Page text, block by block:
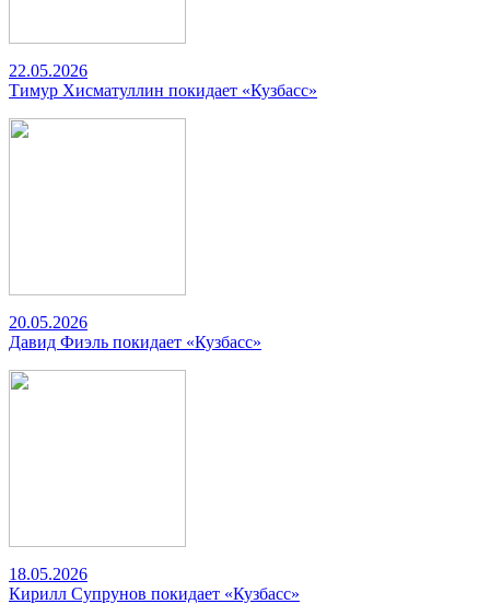
22.05.2026
Тимур Хисматуллин покидает «Кузбасс»
20.05.2026
Давид Фиэль покидает «Кузбасс»
18.05.2026
Кирилл Супрунов покидает «Кузбасс»